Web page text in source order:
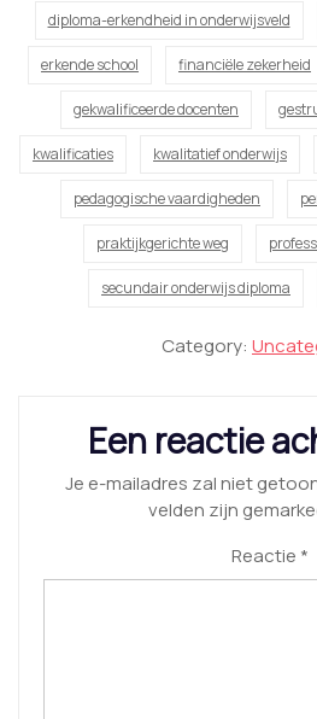
diploma-erkendheid in onderwijsveld
erkende school financiële zekerheid
gekwalificeerde docenten
kwalificaties kwalitatief onderwijs
pedagogische vaardigheden
praktijkgerichte weg
secundair onderwijs diploma
Category:
Een reactie
Je e-mailadres zal niet
velden zijn
Reactie *